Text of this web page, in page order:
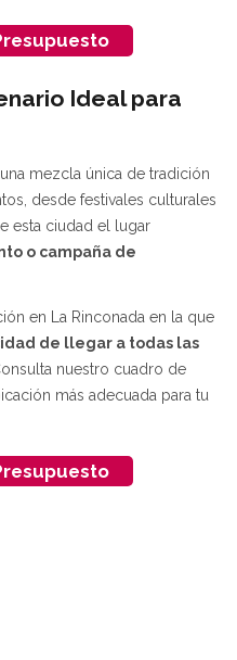
Ideal para
mezcla única de tradición
desde festivales culturales
esta ciudad el lugar
o campaña de
en La Rinconada en la que
de llegar a todas las
nuestro cuadro de
más adecuada para tu